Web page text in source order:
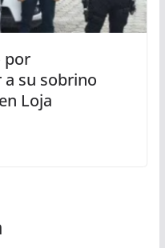
por
su sobrino
Loja